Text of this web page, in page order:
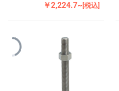
￥2,224.7~[税込]